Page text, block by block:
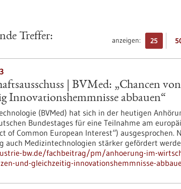
anzeigen: 25
Treffer:
| BVMed: „Chancen
Innovationshemmnisse abbauen“
(BVMed) hat sich in der heutigen
Bundestages für eine Teilnahme am
of Common European Interest“) ausgesprochen.
auch Medizintechnologien stärker gefördert
bw.de/fachbeitrag/pm/anhoerung-im-
und-gleichzeitig-innovationshemmnisse-